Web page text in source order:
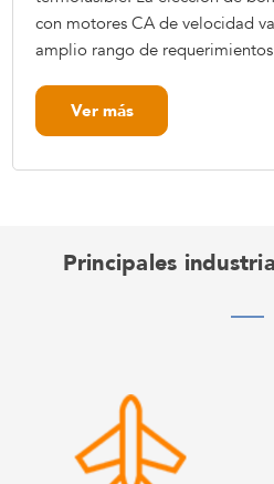
con motores CA de velocidad
amplio rango de
Ver más
Principales